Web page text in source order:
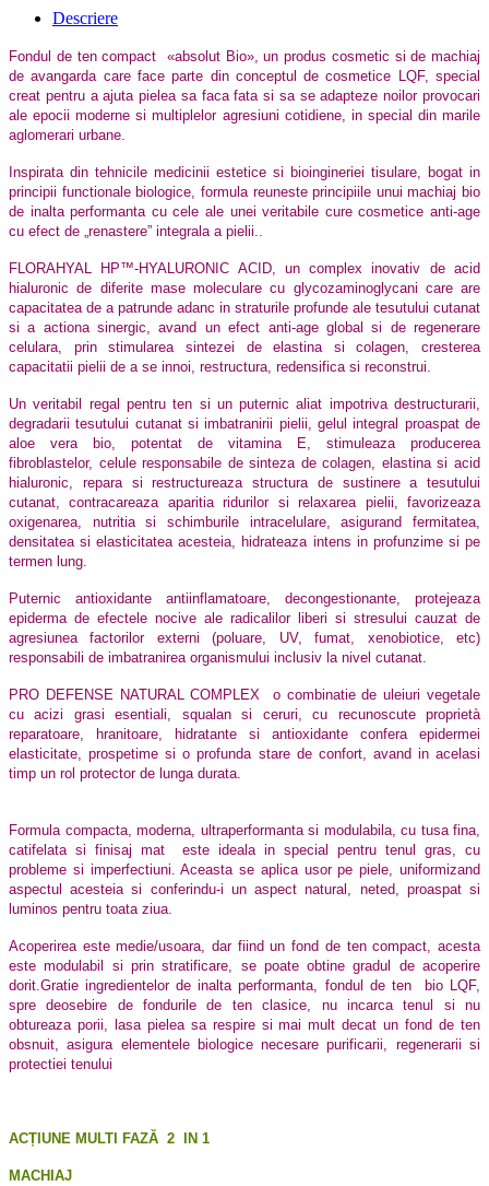
Descriere
Fondul de ten compact
«absolut Bio», un produs cosmetic si de machiaj
de avangarda care face parte din conceptul de cosmetice LQF, special
creat pentru a ajuta pielea sa faca fata si sa se adapteze noilor provocari
ale epocii moderne si multiplelor agresiuni cotidiene, in special din marile
aglomerari urbane.
Inspirata din tehnicile medicinii estetice si bioingineriei tisulare, bogat in
principii functionale biologice, formula reuneste principiile unui machiaj bio
de inalta performanta cu cele ale unei veritabile cure cosmetice anti-age
cu efect de „renastere” integrala a pielii..
FLORAHYAL HP™-HYALURONIC ACID, un complex inovativ de acid
hialuronic de diferite mase moleculare cu glycozaminoglycani care are
capacitatea de a patrunde adanc in straturile profunde ale tesutului cutanat
si a actiona sinergic, avand un efect anti-age global si de regenerare
celulara, prin stimularea sintezei de elastina si colagen, cresterea
capacitatii pielii de a se innoi, restructura, redensifica si reconstrui.
Un veritabil regal pentru ten si un puternic aliat impotriva destructurarii,
degradarii tesutului cutanat si imbatranirii pielii, gelul integral proaspat de
aloe vera bio, potentat de vitamina E, stimuleaza producerea
fibroblastelor, celule responsabile de sinteza de colagen, elastina si acid
hialuronic, repara si restructureaza structura de sustinere a tesutului
cutanat, contracareaza aparitia ridurilor si relaxarea pielii, favorizeaza
oxigenarea, nutritia si schimburile intracelulare, asigurand fermitatea,
densitatea si elasticitatea acesteia, hidrateaza intens in profunzime si pe
termen lung.
Puternic antioxidante antiinflamatoare, decongestionante, protejeaza
epiderma de efectele nocive ale radicalilor liberi si stresului cauzat de
agresiunea factorilor externi (poluare, UV, fumat, xenobiotice, etc)
responsabili de imbatranirea organismului inclusiv la nivel cutanat.
PRO DEFENSE NATURAL COMPLEX
o combinatie de uleiuri vegetale
cu acizi grasi esentiali, squalan si ceruri, cu recunoscute proprietà
reparatoare, hranitoare, hidratante si antioxidante confera epidermei
elasticitate, prospetime si o profunda stare de confort, avand in acelasi
timp un rol protector de lunga durata.
Formula compacta, moderna, ultraperformanta si modulabila, cu tusa fina,
catifelata si finisaj mat
este ideala in special pentru tenul gras, cu
probleme si imperfectiuni. Aceasta se aplica usor pe piele, uniformizand
aspectul acesteia si conferindu-i un aspect natural, neted, proaspat si
luminos pentru toata ziua.
Acoperirea este medie/usoara, dar fiind un fond de ten compact, acesta
este modulabil si prin stratificare, se poate obtine gradul de acoperire
dorit.Gratie ingredientelor de inalta performanta, fondul de ten
bio LQF,
spre deosebire de fondurile de ten clasice, nu incarca tenul si nu
obtureaza porii, lasa pielea sa respire si mai mult decat un fond de ten
obsnuit, asigura elementele biologice necesare purificarii, regenerarii si
protectiei tenului
ACȚIUNE MULTI FAZĂ 2 IN 1
MACHIAJ